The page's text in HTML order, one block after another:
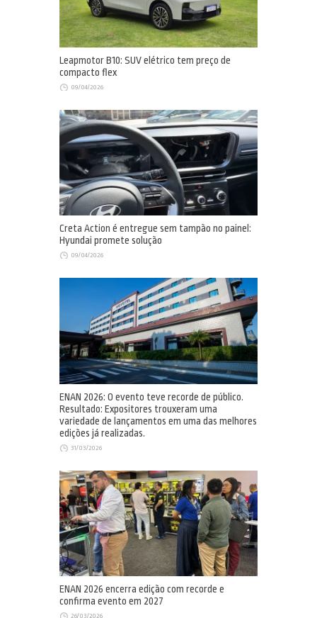
Leapmotor B10: SUV elétrico tem preço de
compacto flex
09/04/2026
Creta Action é entregue sem tampão no painel:
Hyundai promete solução
09/04/2026
ENAN 2026: O evento teve recorde de público.
Resultado: Expositores trouxeram uma
variedade de lançamentos em uma das melhores
edições já realizadas.
31/03/2026
ENAN 2026 encerra edição com recorde e
confirma evento em 2027
26/03/2026